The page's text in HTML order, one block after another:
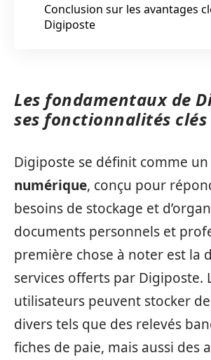
Conclusion sur les avantages
Digiposte
Les fondamentaux de
ses fonctionnalités clés
Digiposte se définit comme un
numérique, conçu pour
besoins de stockage et
documents personnels et
première chose à noter est la
services offerts par Digiposte.
utilisateurs peuvent stocker
divers tels que des relevés
fiches de paie, mais aussi des